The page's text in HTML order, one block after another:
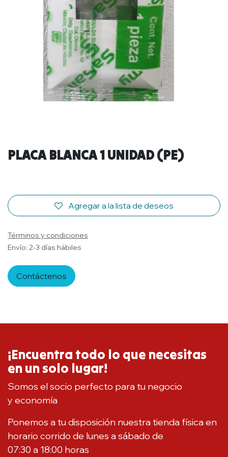
PLACA BLANCA 1 UNIDAD (PE)
Agregar a la lista de deseos
Términos y condiciones
Envío: 2-3 días hábiles
Contáctenos
¡Encuentra todo lo que necesitas
en un solo lugar!
Somos el socio perfecto para tu negocio
y economía
Ponemos a tu disposición nuestra tienda física en
horario corrido de lunes a sábado de
07:30 a 18:00 horas